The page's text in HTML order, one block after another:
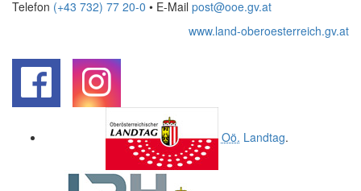
Telefon (+43 732) 77 20-0 • E-Mail post@ooe.gv.at
www.land-oberoesterreich.gv.at
Oö. Landtag.